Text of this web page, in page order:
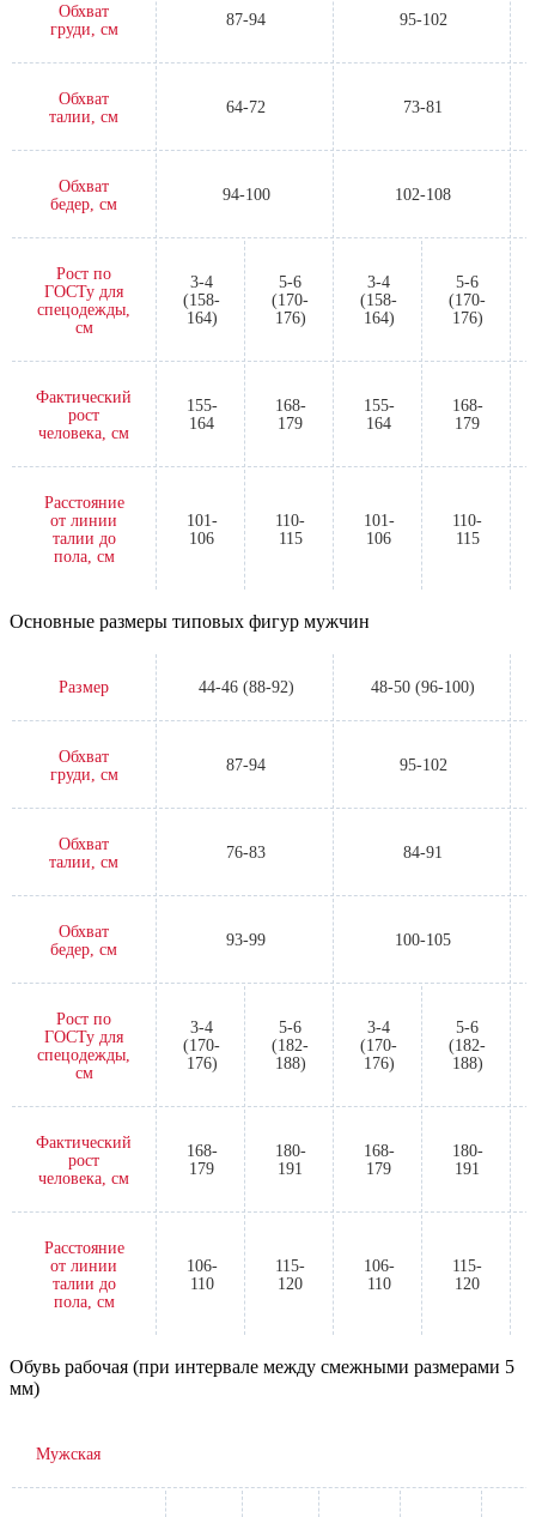
Обхват
груди, см
87-94 95-102
Обхват
талии, см
64-72 73-81
Обхват
бедер, см
94-100 102-108
Рост по
ГОСТу для
спецодежды,
см
3-4
(158-
164)
5-6
(170-
176)
3-4
(158-
164)
5-6
(170-
176)
Фактический
рост
человека, см
155-
164
168-
179
155-
164
168-
179
Расстояние
от линии
талии до
пола, см
101-
106
110-
115
101-
106
110-
115
Основные размеры типовых фигур мужчин
Размер 44-46 (88-92) 48-50 (96-100)
Обхват
груди, см
87-94 95-102
Обхват
талии, см
76-83 84-91
Обхват
бедер, см
93-99 100-105
Рост по
ГОСТу для
спецодежды,
см
3-4
(170-
176)
5-6
(182-
188)
3-4
(170-
176)
5-6
(182-
188)
Фактический
рост
человека, см
168-
179
180-
191
168-
179
180-
191
Расстояние
от линии
талии до
пола, см
106-
110
115-
120
106-
110
115-
120
Обувь рабочая (при интервале между смежными размерами 5
мм)
Мужская